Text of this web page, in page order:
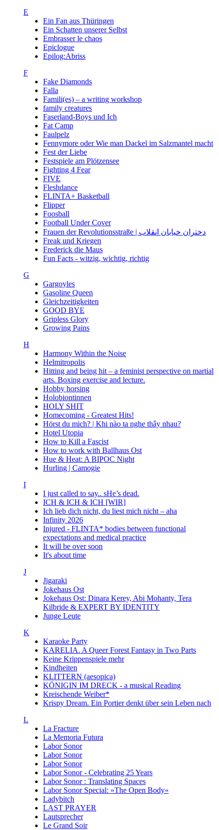
E
Ein Fan aus Thüringen
Ein Schatten unserer Selbst
Embrasser le chaos
Epiclogue
Epilog:Abriss
F
Fake Diamonds
Falla
Famili(es) – a writing workshop
family creatures
Faserland-Boys und Ich
Fat Camp
Faulpelz
Fennymore oder Wie man Dackel im Salzmantel macht
Fest der Liebe
Festspiele am Plötzensee
Fighting 4 Fear
FIVE
Fleshdance
FLINTA+ Basketball
Flipper
Foosball
Football Under Cover
Frauen der Revolutionsstraße | دختران خیابان انقلاب
Freak und Kriegen
Frederick die Maus
Fun Facts - witzig, wichtig, richtig
G
Gargoyles
Gasoline Queen
Gleichzeitigkeiten
GOOD BYE
Gripless Glory
Growing Pains
H
Harmony Within the Noise
Helmitropolis
Hitting and being hit – a feminist perspective on martial
arts. Boxing exercise and lecture.
Hobby horsing
Holobiontinnen
HOLY SHIT
Homecoming - Greatest Hits!
Hörst du mich? | Khi nào ta nghe thây nhau?
Hotel Utopia
How to Kill a Fascist
How to work with Ballhaus Ost
Hue & Heat: A BIPOC Night
Hurling | Camogie
I
I just called to say.. sHe’s dead.
ICH & ICH & ICH [WIR]
Ich lieb dich nicht, du liest mich nicht – aha
Infinity 2026
Injured - FLINTA* bodies between functional
expectations and medical practice
It will be over soon
It's about time
J
Jigaraki
Jokehaus Ost
Jokehaus Ost: Dinara Kerey, Abi Mohanty, Tera
Kilbride & EXPERT BY IDENTITY
Junge Leute
K
Karaoke Party
KARELIA. A Queer Forest Fantasy in Two Parts
Keine Krippenspiele mehr
Kindheiten
KLITTERN (aesopica)
KÖNIGIN IM DRECK - a musical Reading
Kreischende Weiber*
Krispy Dream. Ein Portier denkt über sein Leben nach
L
La Fracture
La Memoria Futura
Labor Sonor
Labor Sonor
Labor Sonor
Labor Sonor - Celebrating 25 Years
Labor Sonor : Translating Spaces
Labor Sonor Special: »The Open Body«
Ladybitch
LAST PRAYER
Lautsprecher
Le Grand Soir